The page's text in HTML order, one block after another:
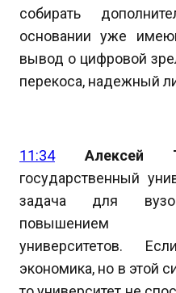
собирать
основании уже
вывод о цифровой
перекоса, надежный
11:34 Алексей
государственный
задача для
повышением
университетов.
экономика, но в этой